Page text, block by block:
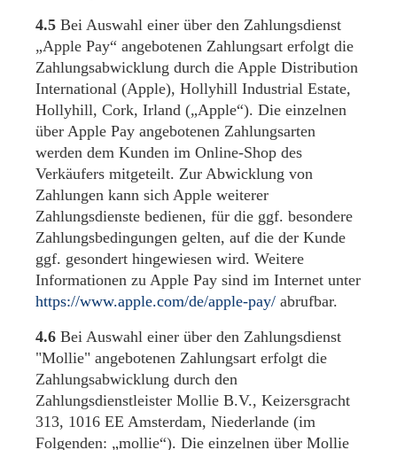
4.5 Bei Auswahl einer über den Zahlungsdienst
„Apple Pay“ angebotenen Zahlungsart erfolgt die
Zahlungsabwicklung durch die Apple Distribution
International (Apple), Hollyhill Industrial Estate,
Hollyhill, Cork, Irland („Apple“). Die einzelnen
über Apple Pay angebotenen Zahlungsarten
werden dem Kunden im Online-Shop des
Verkäufers mitgeteilt. Zur Abwicklung von
Zahlungen kann sich Apple weiterer
Zahlungsdienste bedienen, für die ggf. besondere
Zahlungsbedingungen gelten, auf die der Kunde
ggf. gesondert hingewiesen wird. Weitere
Informationen zu Apple Pay sind im Internet unter
https://www.apple.com/de/apple-pay/ abrufbar.
4.6 Bei Auswahl einer über den Zahlungsdienst
"Mollie" angebotenen Zahlungsart erfolgt die
Zahlungsabwicklung durch den
Zahlungsdienstleister Mollie B.V., Keizersgracht
313, 1016 EE Amsterdam, Niederlande (im
Folgenden: „mollie“). Die einzelnen über Mollie